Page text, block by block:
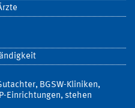
BGSW-Kliniken,
Einrichtungen, stehen